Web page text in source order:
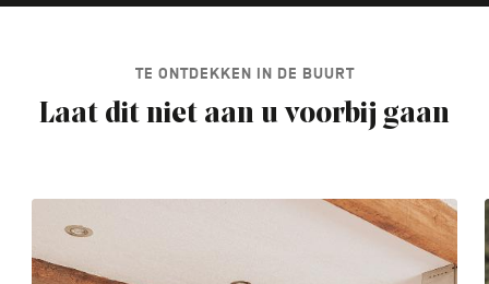
TE ONTDEKKEN IN DE BUURT
Laat dit niet aan u voorbij gaan